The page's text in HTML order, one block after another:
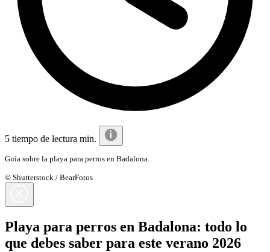
5 tiempo de lectura min.
Guía sobre la playa para perros en Badalona.
© Shutterstock / BearFotos
Playa para perros en Badalona: todo lo
que debes saber para este verano 2026